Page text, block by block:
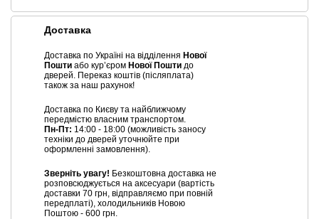
Доставка
Доставка по Україні на відділення Нової
Пошти або курʼєром Нової Пошти до
дверей. Переказ коштів (післяплата)
також за наш рахунок!
Доставка по Києву та найближчому
передмістю власним транспортом.
Пн-Пт: 14:00 - 18:00 (можливість заносу
техніки до дверей уточнюйте при
оформленні замовлення).
Зверніть увагу! Безкоштовна доставка не
розповсюджується на аксесуари (вартість
доставки 70 грн, відправляємо при повній
передплаті), холодильників Новою
Поштою - 600 грн.